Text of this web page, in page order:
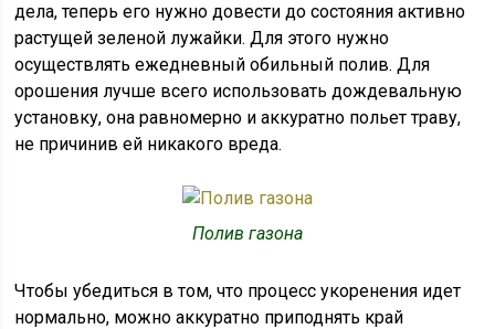
дела, теперь его нужно довести до состояния активно
растущей зеленой лужайки. Для этого нужно
осуществлять ежедневный обильный полив. Для
орошения лучше всего использовать дождевальную
установку, она равномерно и аккуратно польет траву,
не причинив ей никакого вреда.
Полив газона
Чтобы убедиться в том, что процесс укоренения идет
нормально, можно аккуратно приподнять край